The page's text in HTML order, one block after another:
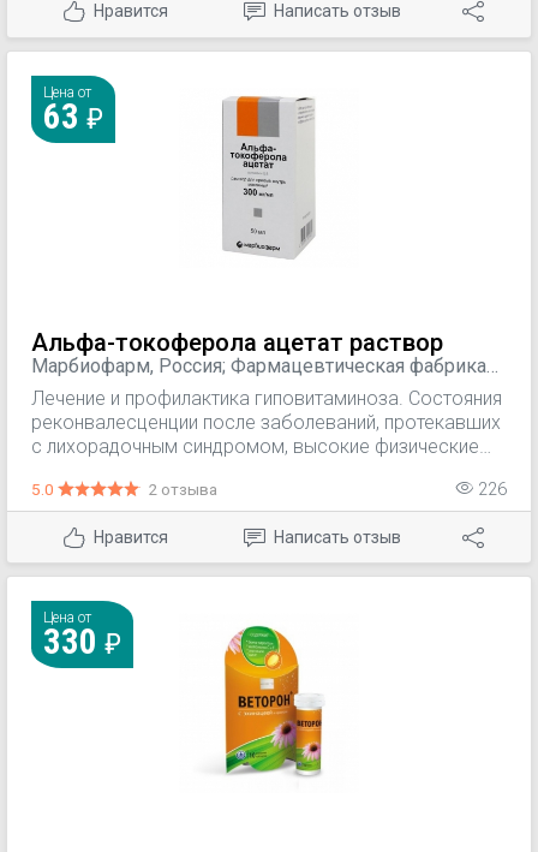
Нравится Написать отзыв
Цена от
63
Альфа-токоферола ацетат раствор
Марбиофарм, Россия; Фармацевтическая фабрика
Санкт-Петербурга, Россия
Лечение и профилактика гиповитаминоза. Состояния
реконвалесценции после заболеваний, протекавших
с лихорадочным синдромом, высокие физические
аппарата и мышц. Климактерические вегетативные
нарушения. Неврастения при переутомлении,
астенический неврастенический синдром, первичная
мышечная дистрофия, посттравматическая,
Дегенеративные и пролиферативные изменения
суставов и связочного аппарата позвоночника и
крупных суставов.
5.0 2 отзыва 226
Нравится Написать отзыв
Цена от
330